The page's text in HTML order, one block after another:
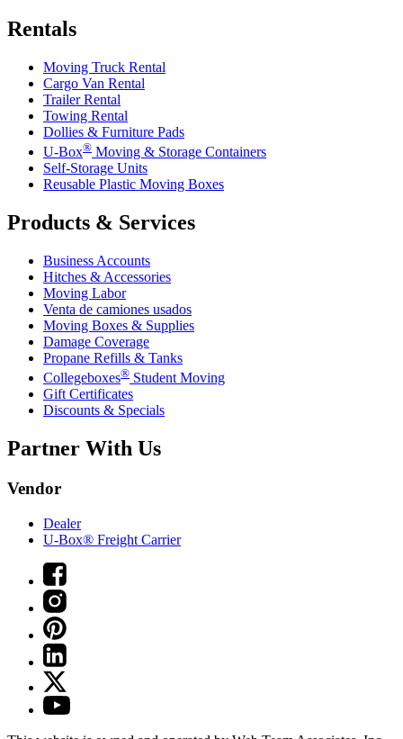
Rentals
Moving Truck Rental
Cargo Van Rental
Trailer Rental
Towing Rental
Dollies & Furniture Pads
U-Box® Moving & Storage Containers
Self-Storage Units
Reusable Plastic Moving Boxes
Products & Services
Business Accounts
Hitches & Accessories
Moving Labor
Venta de camiones usados
Moving Boxes & Supplies
Damage Coverage
Propane Refills & Tanks
Collegeboxes® Student Moving
Gift Certificates
Discounts & Specials
Partner With Us
Vendor
Dealer
U-Box® Freight Carrier